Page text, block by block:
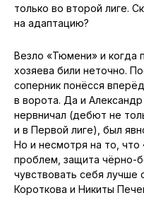
только во второй лиге.
на адаптацию?
Везло «Тюмени» и когда
хозяева били неточно.
соперник понёсся
в ворота. Да и
нервничал (дебют не
и в Первой лиге), был
Но и несмотря на то, что
проблем, защита чёрно-
чувствовать себя лучше
Короткова и Никиты